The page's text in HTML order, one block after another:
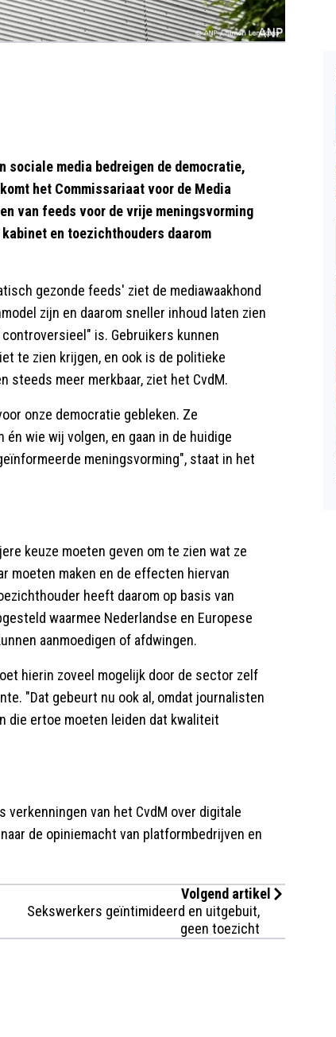
sociale media bedreigen de democratie,
het Commissariaat voor de Media
van feeds voor de vrije meningsvorming
en toezichthouders daarom
gezonde feeds' ziet de mediawaakhond
zijn en daarom sneller inhoud laten zien
is. Gebruikers kunnen
te zien krijgen, en ook is de politieke
steeds meer merkbaar, ziet het CvdM.
onze democratie gebleken. Ze
wie wij volgen, en gaan in de huidige
meningsvorming", staat in het
keuze moeten geven om te zien wat ze
moeten maken en de effecten hiervan
heeft daarom op basis van
waarmee Nederlandse en Europese
aanmoedigen of afdwingen.
hierin zoveel mogelijk door de sector zelf
"Dat gebeurt nu ook al, omdat journalisten
die ertoe moeten leiden dat kwaliteit
van het CvdM over digitale
de opiniemacht van platformbedrijven en
Volgend artikel
Sekswerkers geïntimideerd en uitgebuit,
geen toezicht